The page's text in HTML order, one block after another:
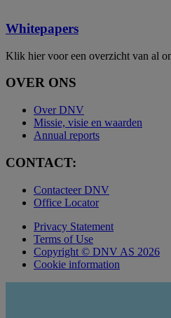
Whitepapers
Klik hier voor een overzicht van al
OVER ONS
Over DNV
Missie, visie en waarden
Annual reports
CONTACT:
Contacteer DNV
Office Locator
Privacy Statement
Terms of Use
Copyright © DNV AS 2026
Cookie information